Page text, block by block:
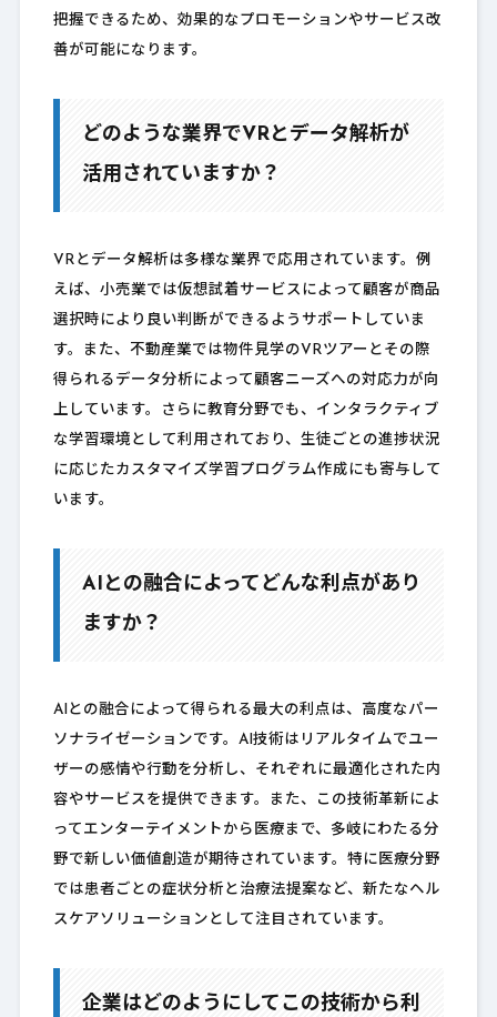
把握できるため、効果的なプロモーションやサービス改
善が可能になります。
どのような業界でVRとデータ解析が
活用されていますか？
VRとデータ解析は多様な業界で応用されています。例
えば、小売業では仮想試着サービスによって顧客が商品
選択時により良い判断ができるようサポートしていま
す。また、不動産業では物件見学のVRツアーとその際
得られるデータ分析によって顧客ニーズへの対応力が向
上しています。さらに教育分野でも、インタラクティブ
な学習環境として利用されており、生徒ごとの進捗状況
に応じたカスタマイズ学習プログラム作成にも寄与して
います。
AIとの融合によってどんな利点があり
ますか？
AIとの融合によって得られる最大の利点は、高度なパー
ソナライゼーションです。AI技術はリアルタイムでユー
ザーの感情や行動を分析し、それぞれに最適化された内
容やサービスを提供できます。また、この技術革新によ
ってエンターテイメントから医療まで、多岐にわたる分
野で新しい価値創造が期待されています。特に医療分野
では患者ごとの症状分析と治療法提案など、新たなヘル
スケアソリューションとして注目されています。
企業はどのようにしてこの技術から利